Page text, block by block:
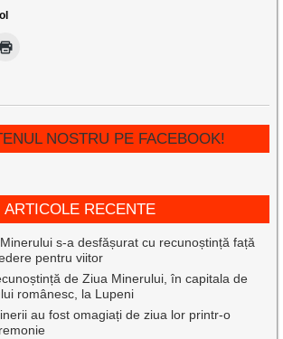
NOSTRU PE FACEBOOK!
ARTICOLE RECENTE
s-a desfășurat cu recunoștință față
pentru viitor
de Ziua Minerului, în capitala de
românesc, la Lupeni
au fost omagiați de ziua lor printr-o